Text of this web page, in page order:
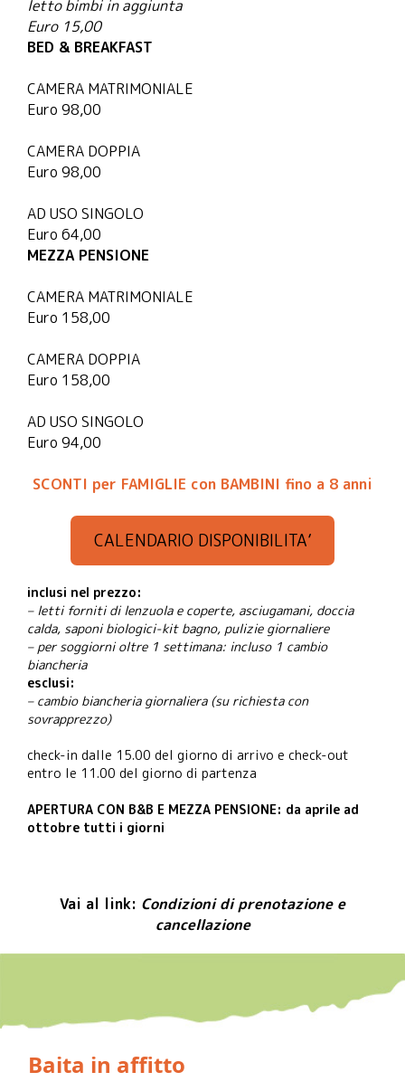
letto bimbi in aggiunta
Euro 15,00
BED & BREAKFAST
CAMERA MATRIMONIALE
Euro 98,00
CAMERA DOPPIA
Euro 98,00
AD USO SINGOLO
Euro 64,00
MEZZA PENSIONE
CAMERA MATRIMONIALE
Euro 158,00
CAMERA DOPPIA
Euro 158,00
AD USO SINGOLO
Euro 94,00
SCONTI per FAMIGLIE con BAMBINI fino a 8 anni
CALENDARIO DISPONIBILITA’
inclusi nel prezzo:
– letti forniti di lenzuola e coperte, asciugamani, doccia
calda, saponi biologici-kit bagno, pulizie giornaliere
– per soggiorni oltre 1 settimana: incluso 1 cambio
biancheria
esclusi:
– cambio biancheria giornaliera (su richiesta con
sovrapprezzo)
check-in dalle 15.00 del giorno di arrivo e check-out
entro le 11.00 del giorno di partenza
APERTURA CON B&B E MEZZA PENSIONE: da aprile ad
ottobre tutti i giorni
Vai al link: Condizioni di prenotazione e
cancellazione
Baita in affitto